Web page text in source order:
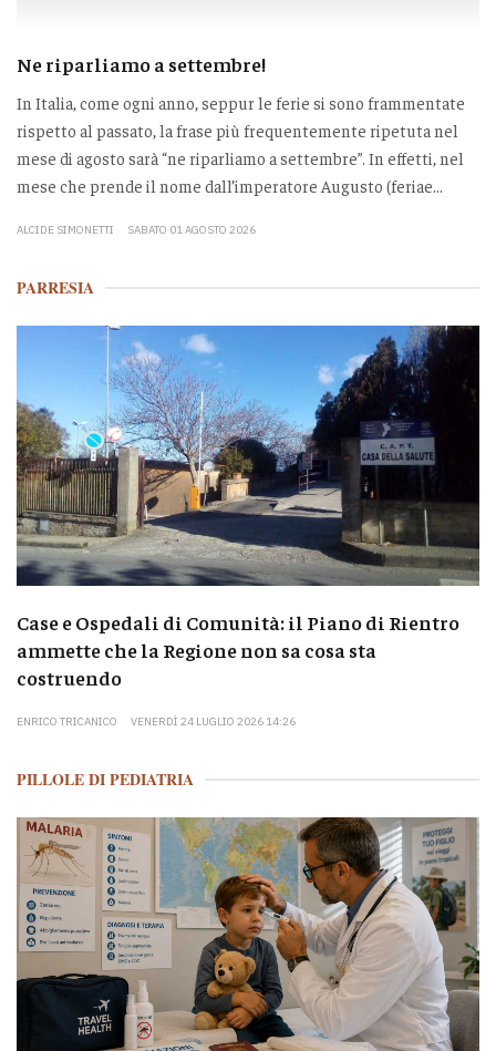
Ne riparliamo a settembre!
In Italia, come ogni anno, seppur le ferie si sono frammentate
rispetto al passato, la frase più frequentemente ripetuta nel
mese di agosto sarà “ne riparliamo a settembre”. In effetti, nel
mese che prende il nome dall’imperatore Augusto (feriae...
ALCIDE SIMONETTI SABATO 01 AGOSTO 2026
PARRESIA
Case e Ospedali di Comunità: il Piano di Rientro
ammette che la Regione non sa cosa sta
costruendo
ENRICO TRICANICO VENERDÌ 24 LUGLIO 2026 14:26
PILLOLE DI PEDIATRIA